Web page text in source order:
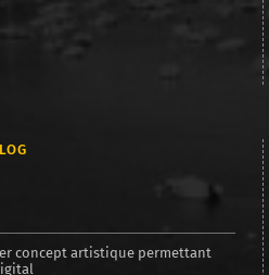
concept artistique permettant